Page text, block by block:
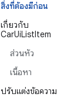
สิ่งที่ต้องมีก่อน
เกี่ยวกับ
CarUiListItem
ส่วนหัว
เนื้อหา
ปรับแต่งข้อความ